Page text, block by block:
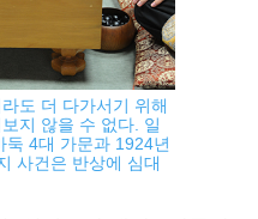
도 더 다가서기 위해
지 않을 수 없다. 일
둑 4대 가문과 1924년
사건은 반상에 심대